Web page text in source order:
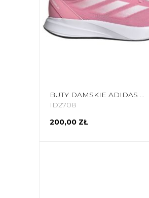
BUTY DAMSKIE ADIDAS DURAMO RC RÓŻOWE ID2708
ID2708
200,00 ZŁ